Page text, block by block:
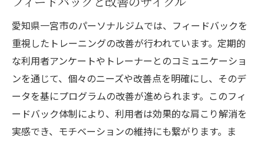
愛知県一宮市のパーソナルジムでは、フィードバックを
重視したトレーニングの改善が行われています。定期的
な利用者アンケートやトレーナーとのコミュニケーショ
ンを通じて、個々のニーズや改善点を明確にし、そのデ
ータを基にプログラムの改善が進められます。このフィ
ードバック体制により、利用者は効果的な肩こり解消を
実感でき、モチベーションの維持にも繋がります。ま